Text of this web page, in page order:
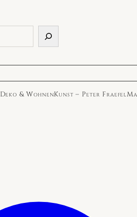
Deko & WohnenKunst – Peter Fraefel